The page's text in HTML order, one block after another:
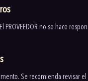
PROVEEDOR no se hace
Se recomienda revisar